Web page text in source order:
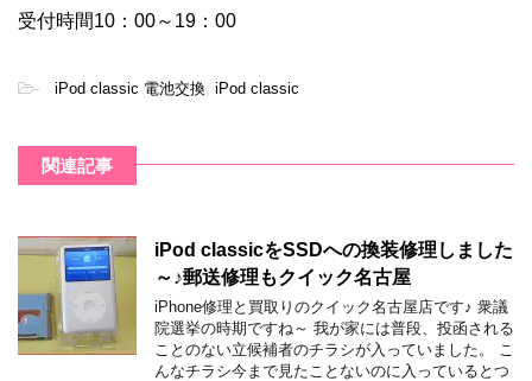
受付時間10：00～19：00
- iPod classic 電池交換 iPod classic
関連記事
iPod classicをSSDへの換装修理しました
～♪郵送修理もクイック名古屋
iPhone修理と買取りのクイック名古屋店です♪ 衆議
院選挙の時期ですね～ 我が家には普段、投函される
ことのない立候補者のチラシが入っていました。 こ
んなチラシ今まで見たことないのに入っているとつ